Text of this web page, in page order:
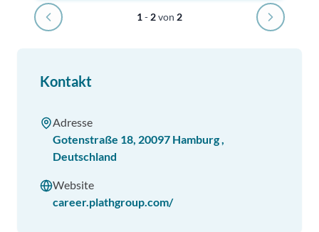
1- 2von 2
Kontakt
Adresse
Gotenstraße 18, 20097 Hamburg,
Deutschland
Website
career.plathgroup.com/